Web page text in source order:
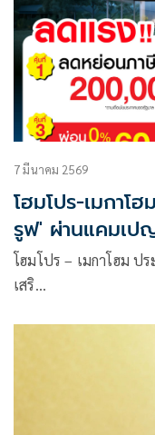
7 มีนาคม 2569
โฮมโปร-เมกาโ
รูฟ' ผ่านแคมเป
ไฟ–ลดหย่อนภ
โฮมโปร – เมกาโฮม ป
เสริ…